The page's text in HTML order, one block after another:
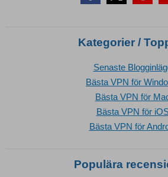
Kategorier /
Senaste
Bästa VPN för
Bästa VPN för
Bästa VPN för
Bästa VPN för
Populära